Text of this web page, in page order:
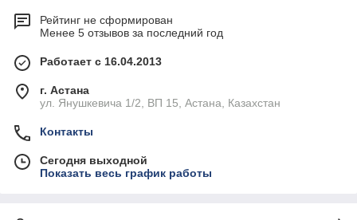
Рейтинг не сформирован
Менее 5 отзывов за последний год
Работает с 16.04.2013
г. Астана
ул. Янушкевича 1/2, ВП 15, Астана, Казахстан
Контакты
Сегодня выходной
Показать весь график работы